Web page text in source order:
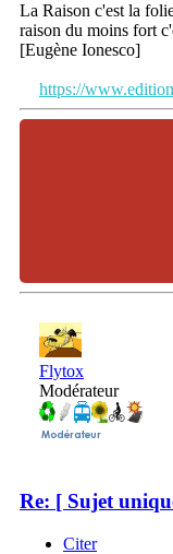
La Raison c'est la
raison du moins fort
[Eugène Ionesco]
https://
Flytox
Modérateur
Re: [ Sujet
Citer